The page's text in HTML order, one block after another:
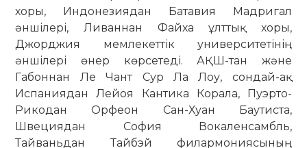
хоры, Индонезиядан Батавия Мадригал
әншілері, Ливаннан Файха ұлттық хоры,
Джорджия мемлекеттік университетінің
әншілері өнер көрсетеді. АҚШ-тан және
Габоннан Ле Чант Сур Ла Лоу, сондай-ақ
Испаниядан Лейоя Кантика Корала, Пуэрто-
Рикодан Орфеон Сан-Хуан Баутиста,
Швециядан София Вокаленсамбль,
Тайваньдан Тайбэй филармониясының